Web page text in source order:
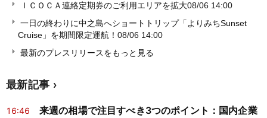
ＩＣＯＣＡ連絡定期券のご利用エリアを拡大08/06 14:00
一日の終わりに中之島へショートトリップ「よりみちSunset
Cruise」を期間限定運航！ 08/06 14:00
最新のプレスリリースをもっと見る
最新記事
16:46
来週の相場で注目すべき3つのポイント：国内企業